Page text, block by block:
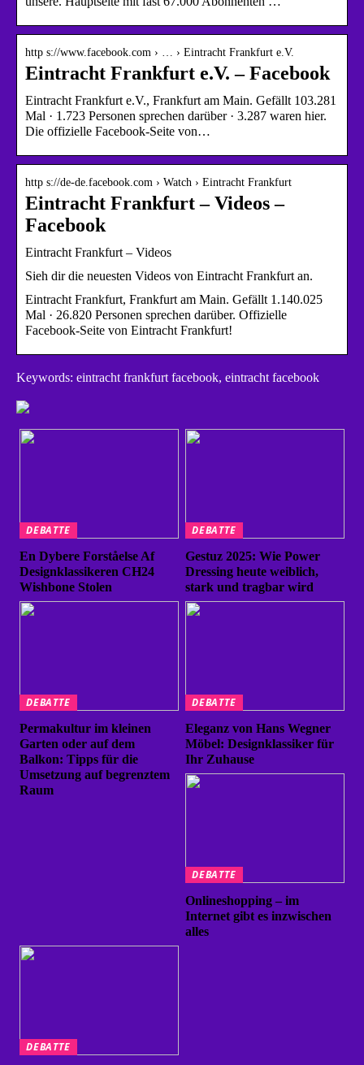
http s://www.facebook.com › … › Eintracht Frankfurt e.V.
Eintracht Frankfurt e.V. – Facebook
Eintracht Frankfurt e.V., Frankfurt am Main. Gefällt 103.281
Mal · 1.723 Personen sprechen darüber · 3.287 waren hier.
Die offizielle Facebook-Seite von…
http s://de-de.facebook.com › Watch › Eintracht Frankfurt
Eintracht Frankfurt – Videos –
Facebook
Eintracht Frankfurt – Videos
Sieh dir die neuesten Videos von Eintracht Frankfurt an.
Eintracht Frankfurt, Frankfurt am Main. Gefällt 1.140.025
Mal · 26.820 Personen sprechen darüber. Offizielle
Facebook-Seite von Eintracht Frankfurt!
Keywords: eintracht frankfurt facebook, eintracht facebook
DEBATTE
En Dybere Forståelse Af
Designklassikeren CH24
Wishbone Stolen
DEBATTE
Gestuz 2025: Wie Power
Dressing heute weiblich,
stark und tragbar wird
DEBATTE
Permakultur im kleinen
Garten oder auf dem
Balkon: Tipps für die
Umsetzung auf begrenztem
Raum
DEBATTE
Eleganz von Hans Wegner
Möbel: Designklassiker für
Ihr Zuhause
DEBATTE
Onlineshopping – im
Internet gibt es inzwischen
alles
DEBATTE